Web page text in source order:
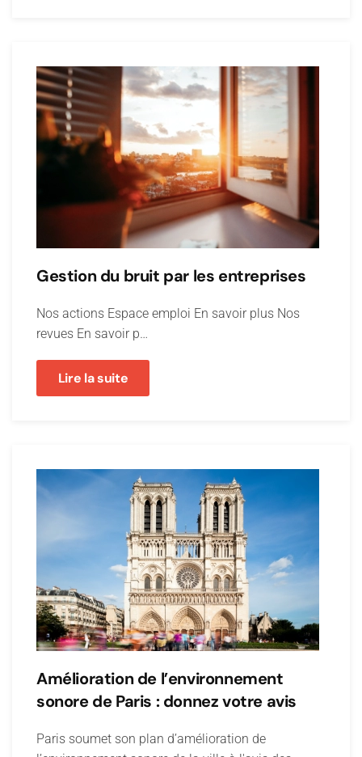
Gestion du bruit par les entreprises
Nos actions Espace emploi En savoir plus Nos
revues En savoir p…
Lire la suite
Amélioration de l’environnement
sonore de Paris : donnez votre avis
Paris soumet son plan d’amélioration de